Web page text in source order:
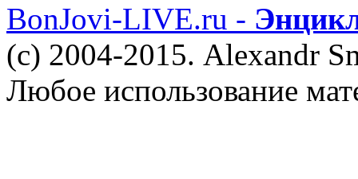
BonJovi-LIVE.ru -
(c) 2004-2015. Alexandr
Любое использование